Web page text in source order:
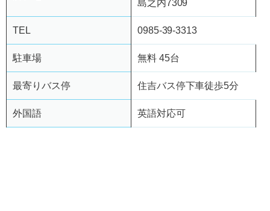
島之内7309
TEL 0985-39-3313
駐車場 無料 45台
最寄りバス停 住吉バス停下車徒歩5分
外国語 英語対応可